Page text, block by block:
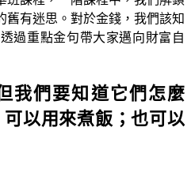
舊有迷思。對於金錢，我們該知
過重點金句帶大家邁向財富自
我們要知道它們怎麼
以用來煮飯；也可以